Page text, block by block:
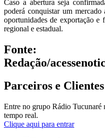
Caso a abertura seja
poderá conquistar um
oportunidades de exportação e
regional e estadual.
Fonte:
Redação/
Parceiros e Clientes
Entre no grupo Rádio Tucunaré
tempo real.
Clique aqui para entrar